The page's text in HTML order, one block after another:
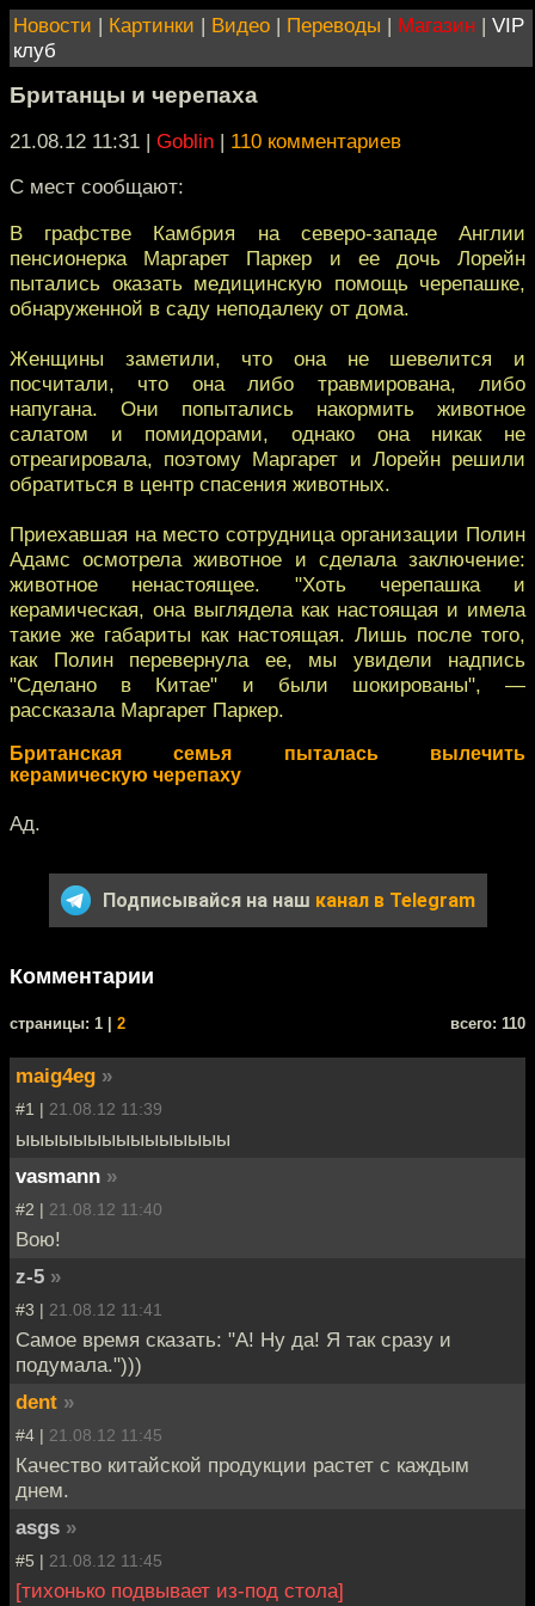
Новости | Картинки | Видео | Переводы | Магазин | VIP
клуб
Британцы и черепаха
21.08.12 11:31 | Goblin | 110 комментариев
С мест сообщают:
В графстве Камбрия на северо-западе Англии
пенсионерка Маргарет Паркер и ее дочь Лорейн
пытались оказать медицинскую помощь черепашке,
обнаруженной в саду неподалеку от дома.
Женщины заметили, что она не шевелится и
посчитали, что она либо травмирована, либо
напугана. Они попытались накормить животное
салатом и помидорами, однако она никак не
отреагировала, поэтому Маргарет и Лорейн решили
обратиться в центр спасения животных.
Приехавшая на место сотрудница организации Полин
Адамс осмотрела животное и сделала заключение:
животное ненастоящее. "Хоть черепашка и
керамическая, она выглядела как настоящая и имела
такие же габариты как настоящая. Лишь после того,
как Полин перевернула ее, мы увидели надпись
"Сделано в Китае" и были шокированы", —
рассказала Маргарет Паркер.
Британская семья пыталась вылечить
керамическую черепаху
Ад.
Подписывайся на наш канал в Telegram
Комментарии
cтраницы: 1 | 2 всего: 110
maig4eg »
#1 | 21.08.12 11:39
ыыыыыыыыыыыыыыы
vasmann »
#2 | 21.08.12 11:40
Вою!
z-5 »
#3 | 21.08.12 11:41
Самое время сказать: "А! Ну да! Я так сразу и
подумала.")))
dent »
#4 | 21.08.12 11:45
Качество китайской продукции растет с каждым
днем.
asgs »
#5 | 21.08.12 11:45
[тихонько подвывает из-под стола]